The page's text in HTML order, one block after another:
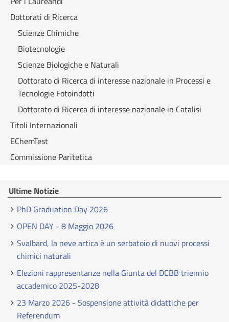
Dottorati di Ricerca
Scienze Chimiche
Biotecnologie
Scienze Biologiche e Naturali
Dottorato di Ricerca di interesse nazionale in Processi e
Tecnologie Fotoindotti
Dottorato di Ricerca di interesse nazionale in Catalisi
Titoli Internazionali
EChemTest
Commissione Paritetica
Ultime Notizie
PhD Graduation Day 2026
OPEN DAY - 8 Maggio 2026
Svalbard, la neve artica è un serbatoio di nuovi processi
chimici naturali
Elezioni rappresentanze nella Giunta del DCBB triennio
accademico 2025-2028
23 Marzo 2026 - Sospensione attività didattiche per
Referendum